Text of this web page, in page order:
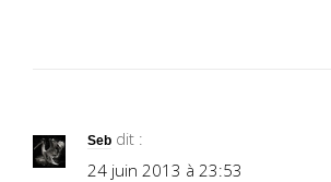
Seb dit :
24 juin 2013 à 23:53